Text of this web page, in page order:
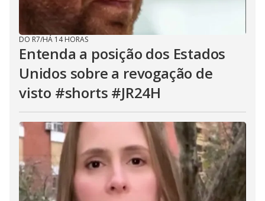
DO R7/HÁ 14 HORAS
Entenda a posição dos Estados
Unidos sobre a revogação de
visto #shorts #JR24H